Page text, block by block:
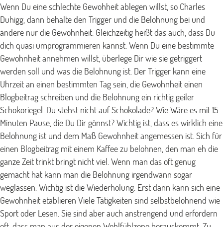
Wenn Du eine schlechte Gewohheit ablegen willst, so Charles
Duhigg, dann behalte den Trigger und die Belohnung bei und
ändere nur die Gewohnheit. Gleichzeitig heißt das auch, dass Du
dich quasi umprogrammieren kannst. Wenn Du eine bestimmte
Gewohnheit annehmen willst, überlege Dir wie sie getriggert
werden soll und was die Belohnung ist. Der Trigger kann eine
Uhrzeit an einen bestimmten Tag sein, die Gewohnheit einen
Blogbeitrag schreiben und die Belohnung ein richtig geiler
Schokoriegel. Du stehst nicht auf Schokolade? Wie Wäre es mit 15
Minuten Pause, die Du Dir gönnst? Wichtig ist, dass es wirklich eine
Belohnung ist und dem Maß Gewohnheit angemessen ist. Sich für
einen Blogbeitrag mit einem Kaffee zu belohnen, den man eh die
ganze Zeit trinkt bringt nicht viel. Wenn man das oft genug
gemacht hat kann man die Belohnung irgendwann sogar
weglassen. Wichtig ist die Wiederholung. Erst dann kann sich eine
Gewohnheit etablieren Viele Tätigkeiten sind selbstbelohnend wie
Sport oder Lesen. Sie sind aber auch anstrengend und erfordern